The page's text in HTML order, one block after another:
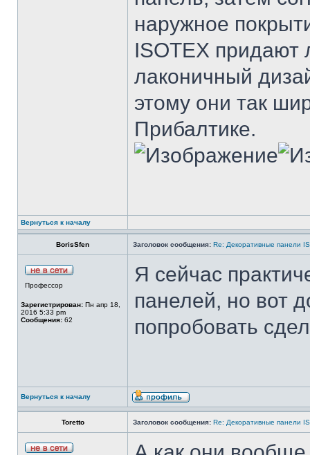
наружное
ISOTEX
лаконичный
этому они так
Прибалтике.
Вернуться к началу
BorisSfen Заголовок сообщения: Re: Декоративные панели
Профессор
Зарегистрирован: Пн апр 18,
2016 5:33 pm
Сообщения: 62
Я сейчас
панелей, но вот
попробовать
Вернуться к началу
Toretto Заголовок сообщения: Re: Декоративные панели